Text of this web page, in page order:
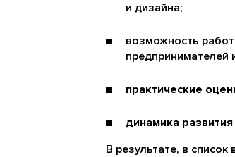
и дизайна;
возможность
предпринимателей
практические
динамика развития
В результате, в список